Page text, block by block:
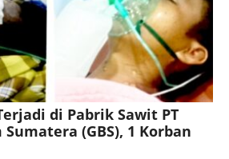
di Pabrik Sawit PT
(GBS), 1 Korban